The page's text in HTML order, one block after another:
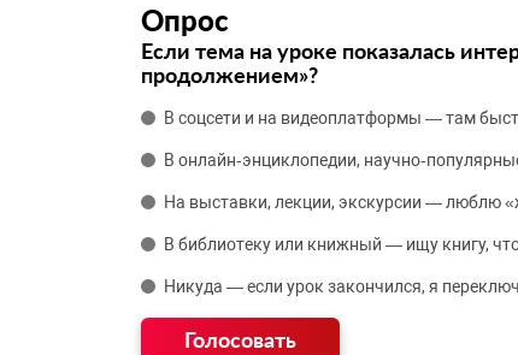
Опрос
Если тема на уроке показалась
продолжением»?
В соцсети и на видеоплатформы — там
В онлайн‑энциклопедии,
На выставки, лекции, экскурсии — люблю
В библиотеку или книжный — ищу книгу,
Никуда — если урок закончился, я